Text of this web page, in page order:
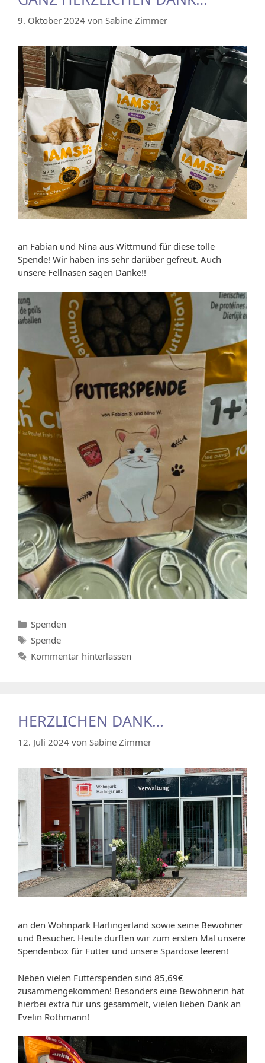
9. Oktober 2024 von Sabine Zimmer
an Fabian und Nina aus Wittmund für diese tolle
Spende! Wir haben ins sehr darüber gefreut. Auch
unsere Fellnasen sagen Danke!!
Kategorien
Spenden
Schlagwörter
Spende
Kommentar hinterlassen
HERZLICHEN DANK…
12. Juli 2024 von Sabine Zimmer
an den Wohnpark Harlingerland sowie seine Bewohner
und Besucher. Heute durften wir zum ersten Mal unsere
Spendenbox für Futter und unsere Spardose leeren!
Neben vielen Futterspenden sind 85,69€
zusammengekommen! Besonders eine Bewohnerin hat
hierbei extra für uns gesammelt, vielen lieben Dank an
Evelin Rothmann!